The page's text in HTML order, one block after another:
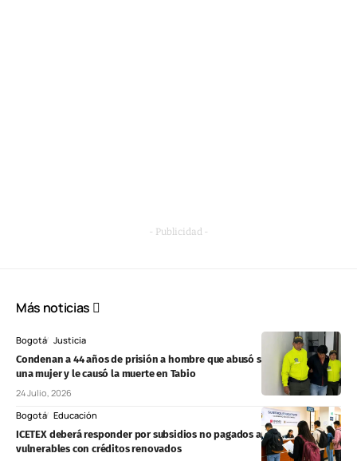
- Publicidad -
Más noticias
Bogotá Justicia
Condenan a 44 años de prisión a hombre que abusó sexualmente de
una mujer y le causó la muerte en Tabio
24 Julio, 2026
Bogotá Educación
ICETEX deberá responder por subsidios no pagados a estudiantes
vulnerables con créditos renovados